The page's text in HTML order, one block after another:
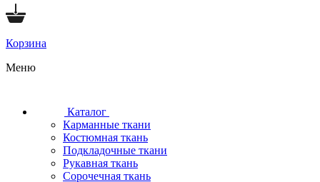
Корзина
Меню
Каталог
Карманные ткани
Костюмная ткань
Подкладочные ткани
Рукавная ткань
Сорочечная ткань